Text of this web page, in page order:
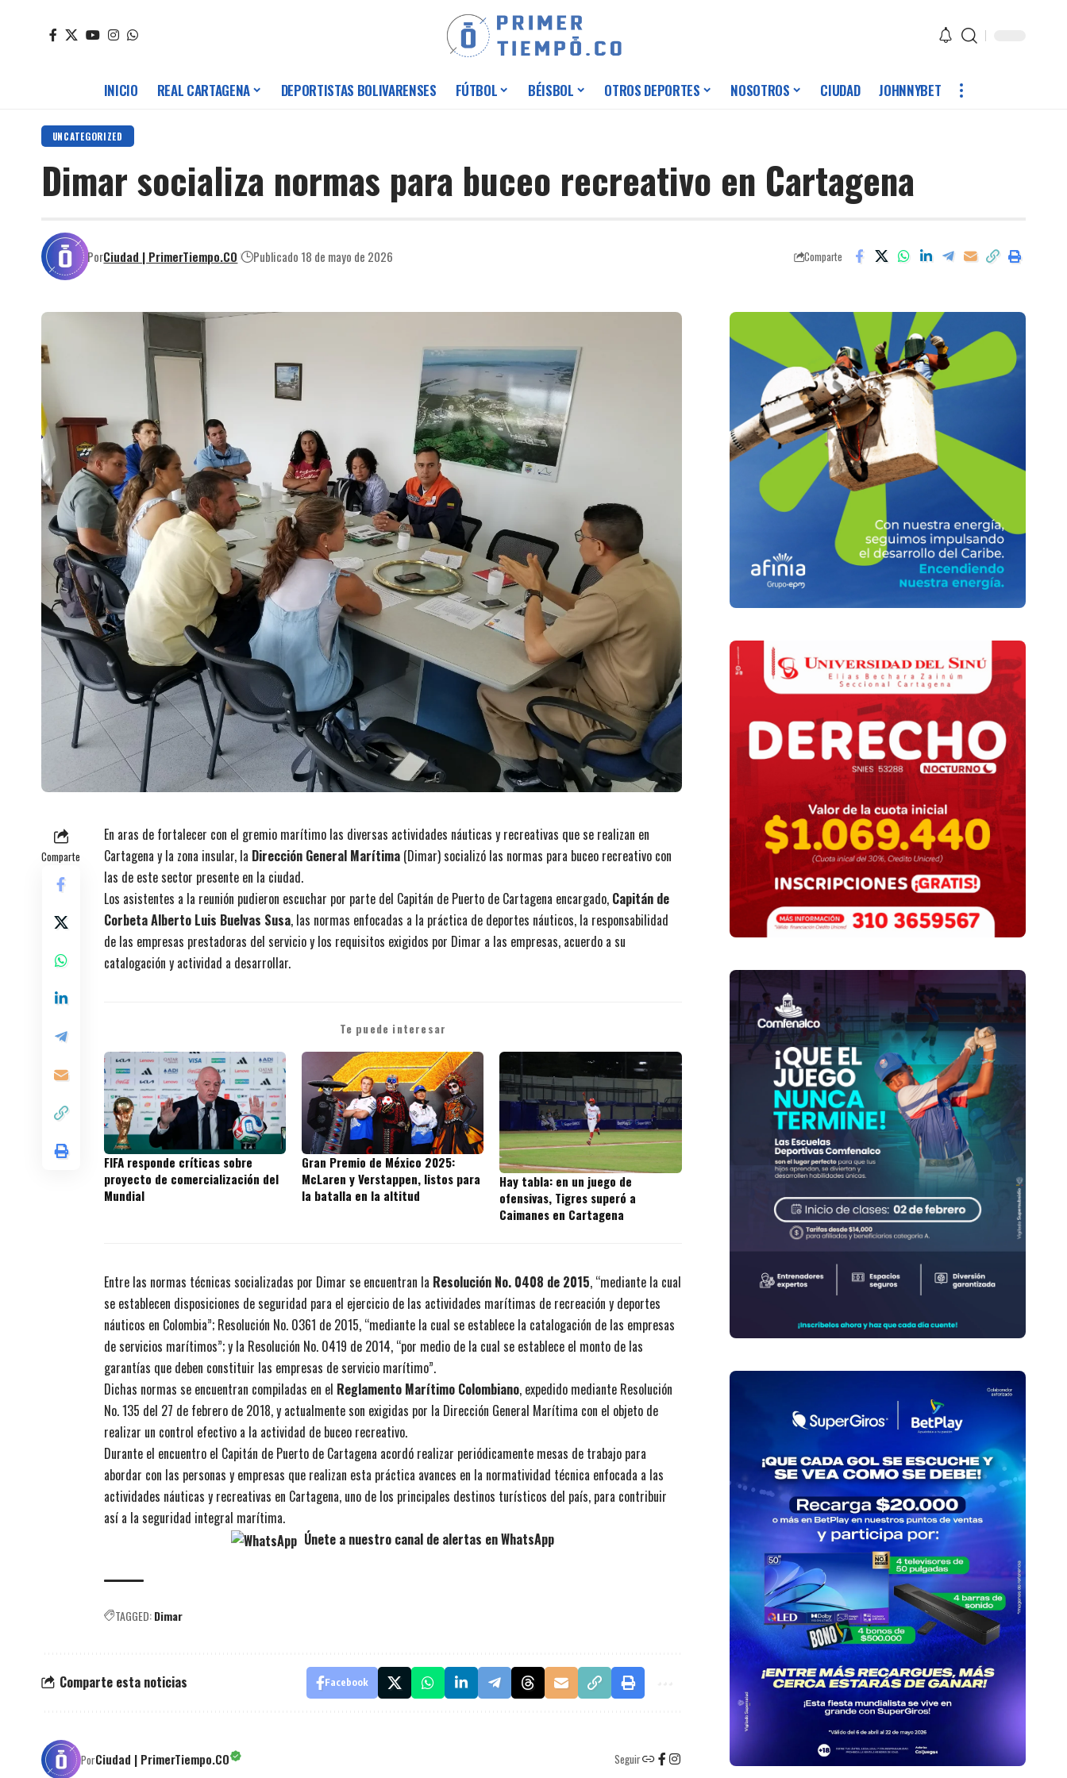
INICIO REAL CARTAGENA DEPORTISTAS BOLIVARENSES FÚTBOL BÉISBOL OTROS DEPORTES NOSOTROS CIUDAD JOHNNYBET
UNCATEGORIZED
Dimar socializa normas para buceo recreativo en Cartagena
PorCiudad | PrimerTiempo.CO Publicado 18 de mayo de 2026 Comparte
Comparte
En aras de fortalecer con el gremio marítimo las diversas actividades náuticas y recreativas que se realizan en
Cartagena y la zona insular, la Dirección General Marítima (Dimar) socializó las normas para buceo recreativo con
las de este sector presente en la ciudad.
Los asistentes a la reunión pudieron escuchar por parte del Capitán de Puerto de Cartagena encargado, Capitán de
Corbeta Alberto Luis Buelvas Susa, las normas enfocadas a la práctica de deportes náuticos, la responsabilidad
de las empresas prestadoras del servicio y los requisitos exigidos por Dimar a las empresas, acuerdo a su
catalogación y actividad a desarrollar.
Te puede interesar
FIFA responde críticas sobre
proyecto de comercialización del
Mundial
Gran Premio de México 2025:
McLaren y Verstappen, listos para
la batalla en la altitud
Hay tabla: en un juego de
ofensivas, Tigres superó a
Caimanes en Cartagena
Entre las normas técnicas socializadas por Dimar se encuentran la Resolución No. 0408 de 2015, “mediante la cual
se establecen disposiciones de seguridad para el ejercicio de las actividades marítimas de recreación y deportes
náuticos en Colombia”; Resolución No. 0361 de 2015, “mediante la cual se establece la catalogación de las empresas
de servicios marítimos”; y la Resolución No. 0419 de 2014, “por medio de la cual se establece el monto de las
garantías que deben constituir las empresas de servicio marítimo”.
Dichas normas se encuentran compiladas en el Reglamento Marítimo Colombiano, expedido mediante Resolución
No. 135 del 27 de febrero de 2018, y actualmente son exigidas por la Dirección General Marítima con el objeto de
realizar un control efectivo a la actividad de buceo recreativo.
Durante el encuentro el Capitán de Puerto de Cartagena acordó realizar periódicamente mesas de trabajo para
abordar con las personas y empresas que realizan esta práctica avances en la normatividad técnica enfocada a las
actividades náuticas y recreativas en Cartagena, uno de los principales destinos turísticos del país, para contribuir
así a la seguridad integral marítima.
Únete a nuestro canal de alertas en WhatsApp
TAGGED:Dimar
Comparte esta noticias Facebook
PorCiudad | PrimerTiempo.CO Seguir